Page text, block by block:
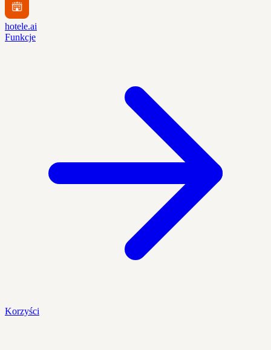
hotele.ai
Funkcje
Korzyści